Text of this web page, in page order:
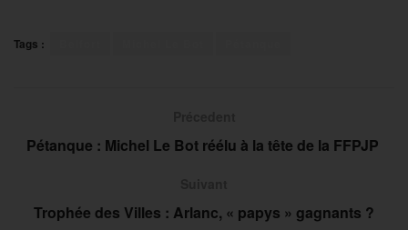
Tags :
Pétanque : Michel Le Bot réélu à la tête de la FFPJP
Trophée des Villes : Arlanc, « papys » gagnants ?